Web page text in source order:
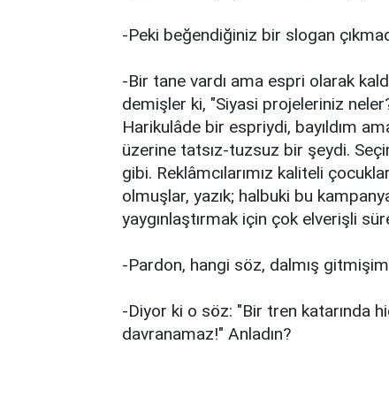
-Peki beğendiğiniz bir slogan
-Bir tane vardı ama espri olarak
demişler ki, "Siyasi projeleriniz
Harikulâde bir espriydi, bayıldım
üzerine tatsız-tuzsuz bir şeydi.
gibi. Reklâmcılarımız kaliteli
olmuşlar, yazık; halbuki bu
yaygınlaştırmak için çok elverişli
-Pardon, hangi söz, dalmış
-Diyor ki o söz: "Bir tren katarında
davranamaz!" Anladın?